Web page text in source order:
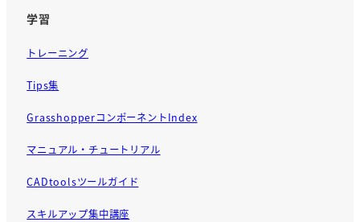
学習
トレーニング
Tips集
GrasshopperコンポーネントIndex
マニュアル・チュートリアル
CADtoolsツールガイド
スキルアップ集中講座